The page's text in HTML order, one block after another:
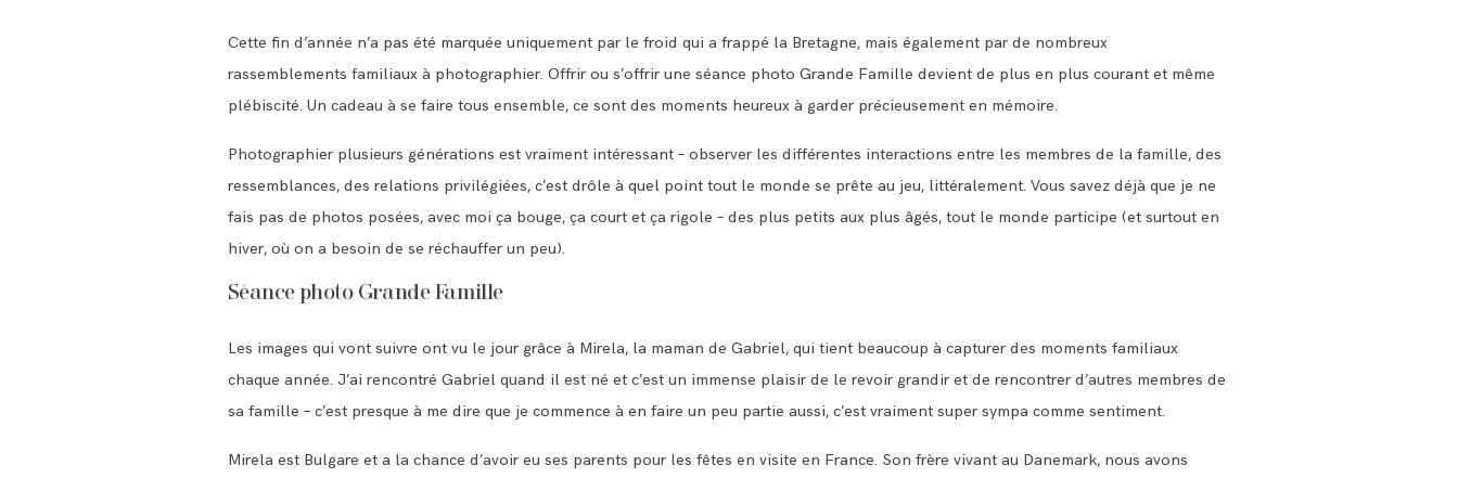
Cette fin d’année n’a pas été marquée uniquement par le froid qui a frappé la Bretagne, mais également par de nombreux
rassemblements familiaux à photographier. Offrir ou s’offrir une séance photo Grande Famille devient de plus en plus courant et même
plébiscité. Un cadeau à se faire tous ensemble, ce sont des moments heureux à garder précieusement en mémoire.
Photographier plusieurs générations est vraiment intéressant – observer les différentes interactions entre les membres de la famille, des
ressemblances, des relations privilégiées, c’est drôle à quel point tout le monde se prête au jeu, littéralement. Vous savez déjà que je ne
fais pas de photos posées, avec moi ça bouge, ça court et ça rigole – des plus petits aux plus âgés, tout le monde participe (et surtout en
hiver, où on a besoin de se réchauffer un peu).
Séance photo Grande Famille
Les images qui vont suivre ont vu le jour grâce à Mirela, la maman de Gabriel, qui tient beaucoup à capturer des moments familiaux
chaque année. J’ai rencontré Gabriel quand il est né et c’est un immense plaisir de le revoir grandir et de rencontrer d’autres membres de
sa famille – c’est presque à me dire que je commence à en faire un peu partie aussi, c’est vraiment super sympa comme sentiment.
Mirela est Bulgare et a la chance d’avoir eu ses parents pour les fêtes en visite en France. Son frère vivant au Danemark, nous avons